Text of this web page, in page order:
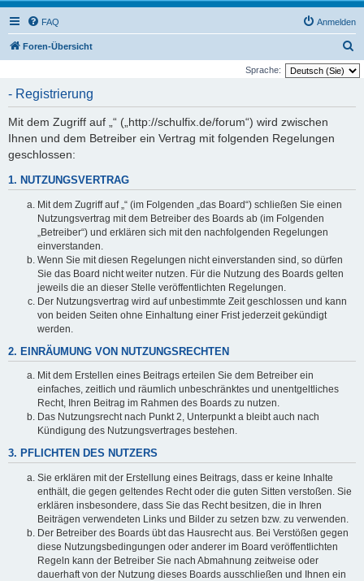
FAQ Anmelden
Foren-Übersicht
u
Sprache:
- Registrierung
Mit dem Zugriff auf „“ („http://schulfix.de/forum“) wird zwischen
Ihnen und dem Betreiber ein Vertrag mit folgenden Regelungen
geschlossen:
1. NUTZUNGSVERTRAG
Mit dem Zugriff auf „“ (im Folgenden „das Board“) schließen Sie einen
Nutzungsvertrag mit dem Betreiber des Boards ab (im Folgenden
„Betreiber“) und erklären sich mit den nachfolgenden Regelungen
einverstanden.
Wenn Sie mit diesen Regelungen nicht einverstanden sind, so dürfen
Sie das Board nicht weiter nutzen. Für die Nutzung des Boards gelten
jeweils die an dieser Stelle veröffentlichten Regelungen.
Der Nutzungsvertrag wird auf unbestimmte Zeit geschlossen und kann
von beiden Seiten ohne Einhaltung einer Frist jederzeit gekündigt
werden.
2. EINRÄUMUNG VON NUTZUNGSRECHTEN
Mit dem Erstellen eines Beitrags erteilen Sie dem Betreiber ein
einfaches, zeitlich und räumlich unbeschränktes und unentgeltliches
Recht, Ihren Beitrag im Rahmen des Boards zu nutzen.
Das Nutzungsrecht nach Punkt 2, Unterpunkt a bleibt auch nach
Kündigung des Nutzungsvertrages bestehen.
3. PFLICHTEN DES NUTZERS
Sie erklären mit der Erstellung eines Beitrags, dass er keine Inhalte
enthält, die gegen geltendes Recht oder die guten Sitten verstoßen. Sie
erklären insbesondere, dass Sie das Recht besitzen, die in Ihren
Beiträgen verwendeten Links und Bilder zu setzen bzw. zu verwenden.
Der Betreiber des Boards übt das Hausrecht aus. Bei Verstößen gegen
diese Nutzungsbedingungen oder anderer im Board veröffentlichten
Regeln kann der Betreiber Sie nach Abmahnung zeitweise oder
dauerhaft von der Nutzung dieses Boards ausschließen und Ihnen ein